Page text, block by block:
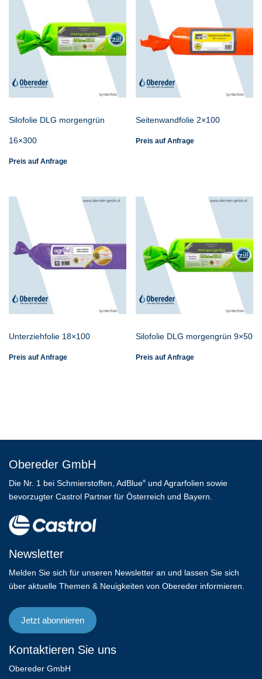
Silofolie DLG morgengrün
16×300
Preis auf Anfrage
Seitenwandfolie 2×100
Preis auf Anfrage
Unterziehfolie 18×100
Preis auf Anfrage
Silofolie DLG morgengrün 9×50
Preis auf Anfrage
Obereder GmbH
Die Nr. 1 bei Schmierstoffen, AdBlue®
und Agrarfolien sowie
bevorzugter Castrol Partner für Österreich und Bayern.
Newsletter
Melden Sie sich für unseren Newsletter an und lassen Sie sich
über aktuelle Themen & Neuigkeiten von Obereder informieren.
Jetzt abonnieren
Kontaktieren Sie uns
Obereder GmbH